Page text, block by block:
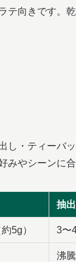
テ向きです。
・ティーバ
やシーンに
抽
5g） 3〜
沸